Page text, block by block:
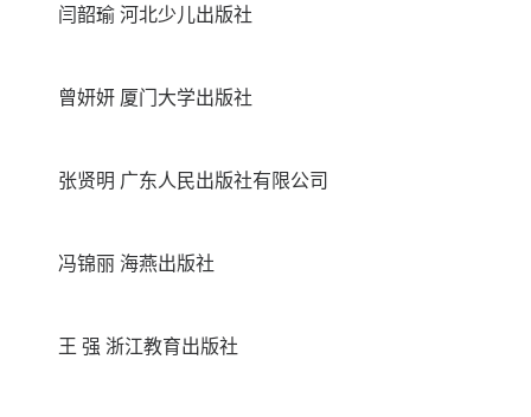
闫韶瑜 河北少儿出版社
曾妍妍 厦门大学出版社
张贤明 广东人民出版社有限公司
冯锦丽 海燕出版社
王 强 浙江教育出版社